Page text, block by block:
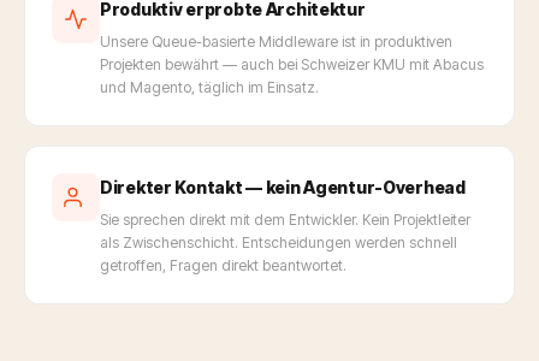
Produktiv erprobte Architektur
Unsere Queue-basierte Middleware ist in produktiven
Projekten bewährt — auch bei Schweizer KMU mit Abacus
und Magento, täglich im Einsatz.
Direkter Kontakt — kein Agentur-Overhead
Sie sprechen direkt mit dem Entwickler. Kein Projektleiter
als Zwischenschicht. Entscheidungen werden schnell
getroffen, Fragen direkt beantwortet.